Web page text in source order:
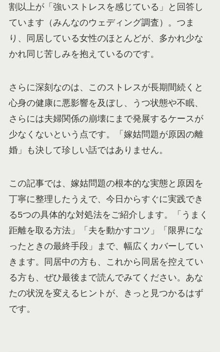
割以上が「強いストレスを感じている」と回答し
ています（みんなのウェディング調査）。つま
り、同居している女性のほとんどが、多かれ少な
かれ同じ苦しみを抱えているのです。
さらに深刻なのは、このストレスが長期間続くと
心身の健康に悪影響を及ぼし、うつ状態や不眠、
さらには夫婦関係の崩壊にまで発展するケースが
少なくないという点です。「嫁姑問題が原因の離
婚」も決して珍しい話ではありません。
この記事では、嫁姑問題の根本的な実態と原因を
丁寧に整理したうえで、今日からすぐに実践でき
る5つの具体的な対処法をご紹介します。「うまく
距離を取る方法」「夫を動かすコツ」「限界にな
ったときの最終手段」まで、幅広くカバーしてい
きます。同居中の方も、これから同居を控えてい
る方も、ぜひ最後まで読んでみてください。あな
たの状況を変えるヒントが、きっと見つかるはず
です。